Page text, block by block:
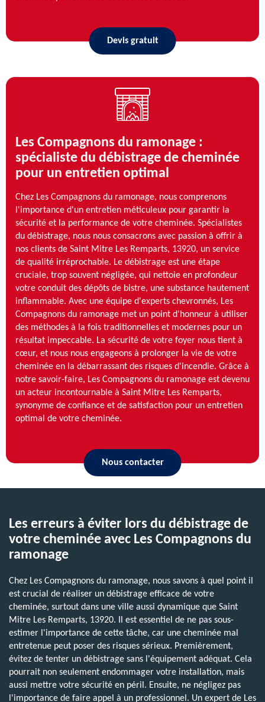
Devis gratuit
Les Compagnons du ramonage :
spécialiste du débistrage de cheminée
pour un entretien optimal
Chez Les Compagnons du ramonage, nous comprenons
l'importance d'un entretien méticuleux pour garantir la
sécurité et la performance de votre cheminée. Spécialistes
du débistrage, nous nous consacrons avec passion à offrir à
nos clients de Saint Mitre Les Remparts, 13920, un service
de qualité irréprochable. Le débistrage est une étape
cruciale, trop souvent négligée, qui nettoie en profondeur
votre conduit des dépôts de bistre, une substance hautement
inflammable. Avec une équipe d'experts chevronnés, Les
Compagnons du ramonage met un point d'honneur à utiliser
des méthodes à la fois traditionnelles et modernes pour un
résultat impeccable. La sécurité de votre foyer nous tient à
cœur, et nous nous engageons à prolonger la vie de votre
cheminée en la débarrassant des risques d'incendie. Grâce à
notre savoir-faire, Les Compagnons du ramonage est devenu
un acteur incontournable à Saint Mitre Les Remparts,
synonyme de confiance et de satisfaction pour un entretien
optimal de votre cheminée.
Nous contacter
Les erreurs à éviter lors du débistrage de
votre cheminée avec Les Compagnons du
ramonage
Chez Les Compagnons du ramonage, nous savons à quel point il
est crucial de réaliser un débistrage efficace de votre
cheminée, surtout dans une ville aussi dynamique que Saint
Mitre Les Remparts, 13920. Il est essentiel de ne pas sous-
estimer l'importance de cette tâche, car une cheminée mal
entretenue peut poser des risques sérieux. Premièrement,
évitez de tenter un débistrage sans l'équipement adéquat. Cela
pourrait non seulement endommager votre installation, mais
aussi mettre votre sécurité en péril. Ensuite, ne négligez pas
l'importance de faire appel à un professionnel. Un expert de Les